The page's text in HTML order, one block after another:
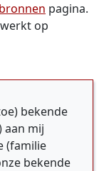
bronnen pagina.
op
bekende
aan mij
(familie
bekende